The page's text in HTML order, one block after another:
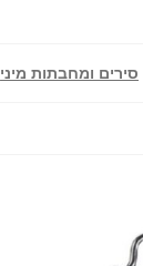
סירים ומחבתות מיני